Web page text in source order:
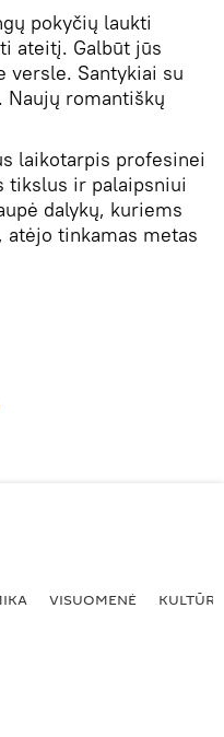
pokyčių laukti
ateitį. Galbūt jūs
versle. Santykiai su
romantiškų
laikotarpis profesinei
tikslus ir palaipsniui
dalykų, kuriems
tinkamas metas
VISUOMENĖ KULTŪRA